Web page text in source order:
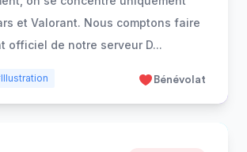
et Valorant. Nous comptons faire
officiel de notre serveur D...
Bénévolat